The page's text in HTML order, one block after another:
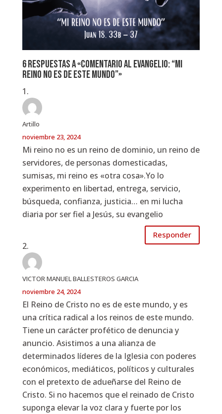
6 respuestas a «Comentario al Evangelio: “Mi
reino no es de este mundo”»
Artillo
noviembre 23, 2024
Mi reino no es un reino de dominio, un reino de
servidores, de personas domesticadas,
sumisas, mi reino es «otra cosa».Yo lo
experimento en libertad, entrega, servicio,
búsqueda, confianza, justicia… en mi lucha
diaria por ser fiel a Jesús, su evangelio
Responder
VICTOR MANUEL BALLESTEROS GARCIA
noviembre 24, 2024
El Reino de Cristo no es de este mundo, y es
una crítica radical a los reinos de este mundo.
Tiene un carácter profético de denuncia y
anuncio. Asistimos a una alianza de
determinados líderes de la Iglesia con poderes
económicos, mediáticos, políticos y culturales
con el pretexto de adueñarse del Reino de
Cristo. Si no hacemos que el reinado de Cristo
suponga elevar la voz clara y fuerte por los